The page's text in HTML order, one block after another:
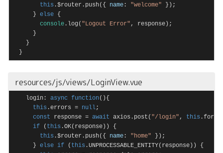
this .$router.push({ name : "welcome" });
      }
else {
console .log( "Logout Error" , response);
      }
    }
  }
resources/js/views/LoginView.vue
    login:
async function( ){
this .errors = null;
const response = await axios.post( "/login" , this
if ( this .OK(response)) {
this .$router.push({ name : "home" });
      }
else if ( this .UNPROCESSABLE_ENTITY(response)) {